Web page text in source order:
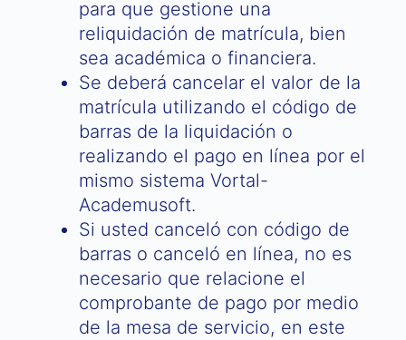
para que gestione una
reliquidación de matrícula, bien
sea académica o financiera.
Se deberá cancelar el valor de la
matrícula utilizando el código de
barras de la liquidación o
realizando el pago en línea por el
mismo sistema Vortal-
Academusoft.
Si usted canceló con código de
barras o canceló en línea, no es
necesario que relacione el
comprobante de pago por medio
de la mesa de servicio, en este